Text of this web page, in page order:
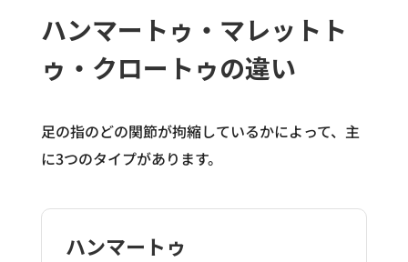
ハンマートゥ・マレットト
ゥ・クロートゥの違い
足の指のどの関節が拘縮しているかによって、主
に3つのタイプがあります。
ハンマートゥ